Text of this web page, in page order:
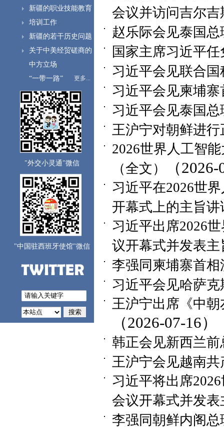
新疆的职业技能教育
培训工作
新疆的若干历史问题
关于中美经贸磋商的
中方立场
“一带一路”
更多...
"外交小灵通"微信
"中国驻西班牙使馆"微信
会议并访问吉尔吉
赵乐际会见泰国
国家主席习近平
习近平会见联合
习近平会见柬埔
习近平会见泰国
王沪宁对朝鲜进
2026世界人工智
（全文）
（
习近平在2026世
开幕式上的主旨
习近平出席2026
议开幕式并发表主
李强同柬埔寨首
习近平会见哈萨
王沪宁出席《中
（2026-07-16）
韩正会见新西兰前
王沪宁会见越南
习近平将出席
会议开幕式并发表
李强同朝鲜内阁